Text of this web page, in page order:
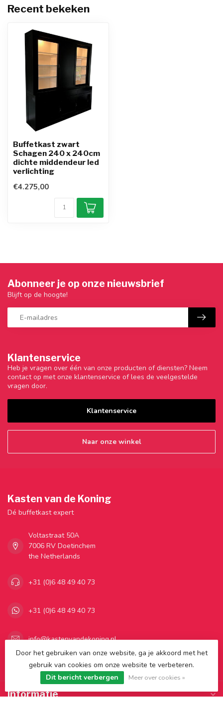
Recent bekeken
Buffetkast zwart
Schagen 240 x 240cm
dichte middendeur led
verlichting
€4.275,00
Klantenservice
Heb je vragen over één van onze producten of diensten? Neem
contact op met onze klantenservice of lees de veelgestelde
vragen door.
Klantenservice
Naar onze winkel
Abonneer je op onze nieuwsbrief
Blijft op de hoogte!
Kasten van de Koning
Dé buffetkast expert
Voltastraat 50A
7006 RV Doetinchem
the Netherlands
+31 (0)6 48 49 40 73
+31 (0)6 48 49 40 73
info@kastenvandekoning.nl
Categorieën
Informatie
Door het gebruiken van onze website, ga je akkoord met het
gebruik van cookies om onze website te verbeteren.
Dit bericht verbergen
Meer over cookies »